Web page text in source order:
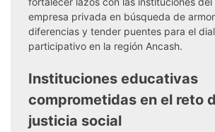
empresa privada en búsqueda de
diferencias y tender puentes para el
participativo en la región Ancash.
Instituciones educativas
comprometidas en el reto
justicia social